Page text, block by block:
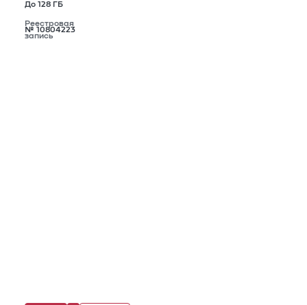
До 128 ГБ
Реестровая
запись
№ 10804223